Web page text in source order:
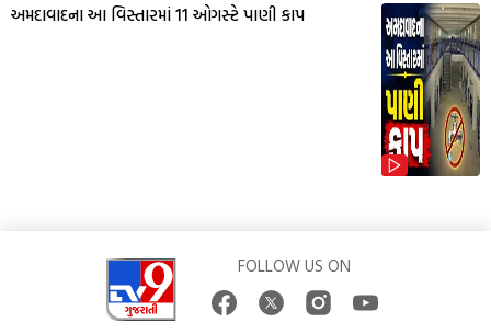
અમદાવાદના આ વિસ્તારમાં 11 ઓગસ્ટે પાણી કાપ
FOLLOW US ON